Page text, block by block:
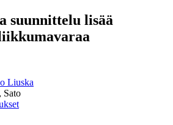
suunnittelu lisää
Liuska
Sato